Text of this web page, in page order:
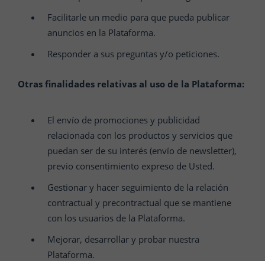
Facilitarle un medio para que pueda publicar
anuncios en la Plataforma.
Responder a sus preguntas y/o peticiones.
Otras finalidades relativas al uso de la Plataforma:
El envío de promociones y publicidad
relacionada con los productos y servicios que
puedan ser de su interés (envío de newsletter),
previo consentimiento expreso de Usted.
Gestionar y hacer seguimiento de la relación
contractual y precontractual que se mantiene
con los usuarios de la Plataforma.
Mejorar, desarrollar y probar nuestra
Plataforma.